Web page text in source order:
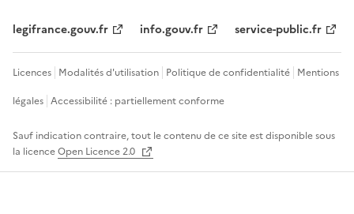
legifrance.gouv.fr info.gouv.fr service-public.fr
Licences Modalités d'utilisation Politique de confidentialité Mentions
légales Accessibilité : partiellement conforme
Sauf indication contraire, tout le contenu de ce site est disponible sous
la licenceOpen Licence 2.0